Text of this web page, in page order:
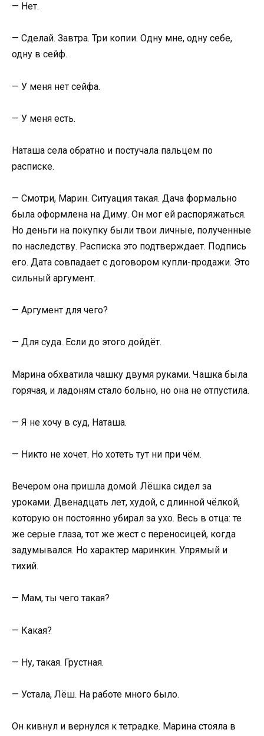
— Нет.
— Сделай. Завтра. Три копии. Одну мне, одну себе,
одну в сейф.
— У меня нет сейфа.
— У меня есть.
Наташа села обратно и постучала пальцем по
расписке.
— Смотри, Марин. Ситуация такая. Дача формально
была оформлена на Диму. Он мог ей распоряжаться.
Но деньги на покупку были твои личные, полученные
по наследству. Расписка это подтверждает. Подпись
его. Дата совпадает с договором купли-продажи. Это
сильный аргумент.
— Аргумент для чего?
— Для суда. Если до этого дойдёт.
Марина обхватила чашку двумя руками. Чашка была
горячая, и ладоням стало больно, но она не отпустила.
— Я не хочу в суд, Наташа.
— Никто не хочет. Но хотеть тут ни при чём.
Вечером она пришла домой. Лёшка сидел за
уроками. Двенадцать лет, худой, с длинной чёлкой,
которую он постоянно убирал за ухо. Весь в отца: те
же серые глаза, тот же жест с переносицей, когда
задумывался. Но характер маринкин. Упрямый и
тихий.
— Мам, ты чего такая?
— Какая?
— Ну, такая. Грустная.
— Устала, Лёш. На работе много было.
Он кивнул и вернулся к тетрадке. Марина стояла в